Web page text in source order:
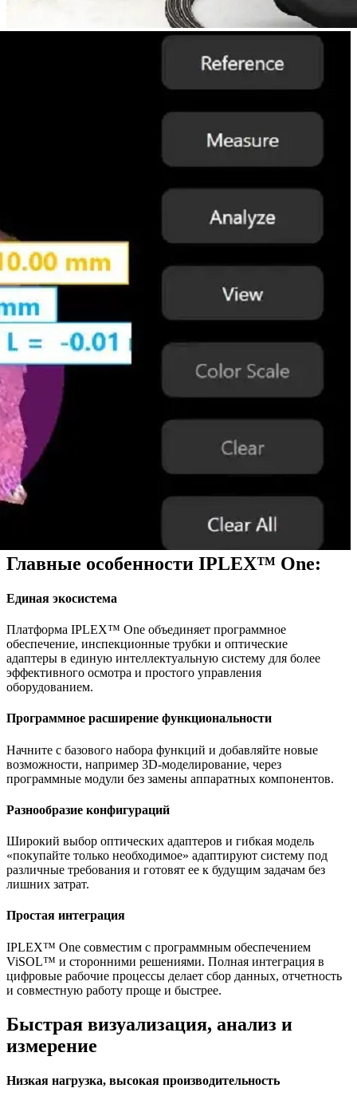
Главные особенности IPLEX™ One:
Единая экосистема
Платформа IPLEX™ One объединяет программное
обеспечение, инспекционные трубки и оптические
адаптеры в единую интеллектуальную систему для более
эффективного осмотра и простого управления
оборудованием.
Программное расширение функциональности
Начните с базового набора функций и добавляйте новые
возможности, например 3D-моделирование, через
программные модули без замены аппаратных компонентов.
Разнообразие конфигураций
Широкий выбор оптических адаптеров и гибкая модель
«покупайте только необходимое» адаптируют систему под
различные требования и готовят ее к будущим задачам без
лишних затрат.
Простая интеграция
IPLEX™ One совместим с программным обеспечением
ViSOL™ и сторонними решениями. Полная интеграция в
цифровые рабочие процессы делает сбор данных, отчетность
и совместную работу проще и быстрее.
Быстрая визуализация, анализ и
измерение
Низкая нагрузка, высокая производительность